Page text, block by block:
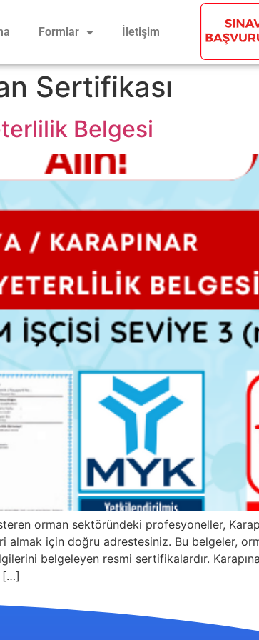
Formlar İletişim
Sertifikası
Belgesi
orman sektöründeki profesyoneller,
almak için doğru adrestesiniz. Bu belgeler,
belgeleyen resmi sertifikalardır.
[…]